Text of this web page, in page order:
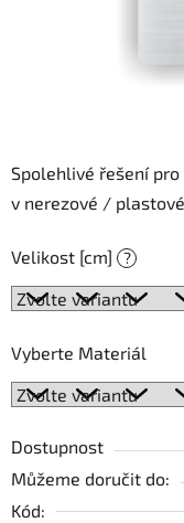
Spolehlivé řešení
v nerezové /
Velikost [cm] ?
Vyberte Materiál
Dostupnost
Můžeme doručit do:
Kód: